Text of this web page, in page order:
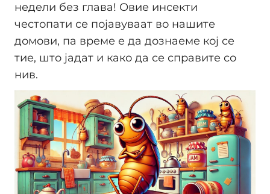
недели без глава! Овие инсекти
честопати се појавуваат во нашите
домови, па време е да дознаеме кој се
тие, што јадат и како да се справите со
нив.